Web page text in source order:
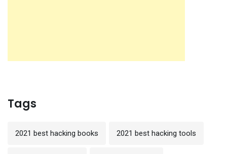
Tags
2021 best hacking books 2021 best hacking tools